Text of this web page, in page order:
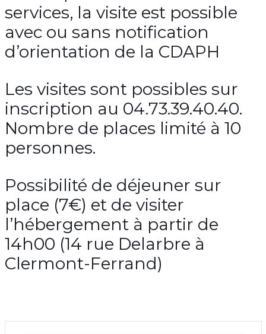
services, la visite est possible
avec ou sans notification
d’orientation de la CDAPH
Les visites sont possibles sur
inscription au 04.73.39.40.40.
Nombre de places limité à 10
personnes.
Possibilité de déjeuner sur
place (7€) et de visiter
l’hébergement à partir de
14h00 (14 rue Delarbre à
Clermont-Ferrand)